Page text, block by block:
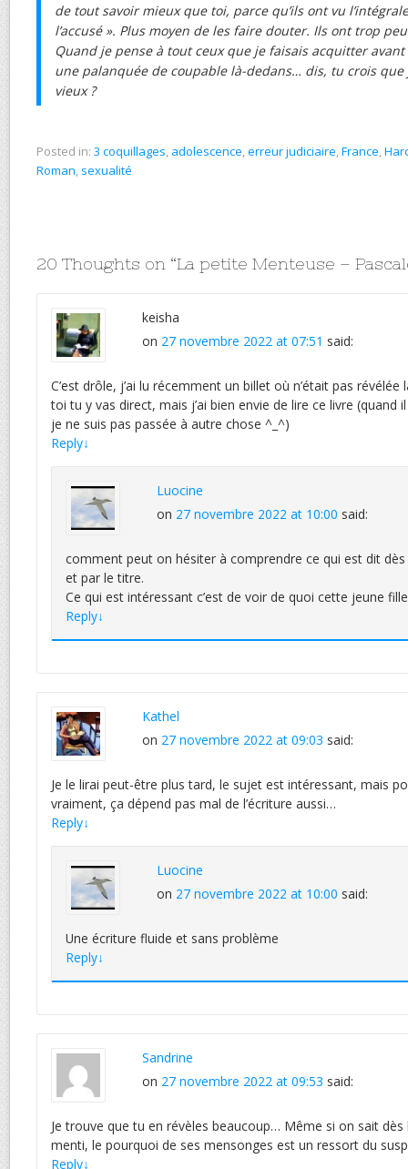
de tout savoir mieux que toi, parce qu’ils ont vu
l’accusé ». Plus moyen de les faire douter. Ils ont trop
Quand je pense à tout ceux que je faisais acquitter
une palanquée de coupable là-dedans… dis, tu crois
vieux ?
Posted in: 3 coquillages, adolescence,erreur judiciaire,France,
Roman, sexualité
20 Thoughts on “La petite Menteuse –
keisha
on 27 novembre 2022 at 07:51 said:
C’est drôle, j’ai lu récemment un billet où n’était pas
toi tu y vas direct, mais j’ai bien envie de lire ce livre (quand
je ne suis pas passée à autre chose ^_^)
Reply↓
Luocine
on 27 novembre 2022 at 10:00 said:
comment peut on hésiter à comprendre ce qui est dit
et par le titre.
Ce qui est intéressant c’est de voir de quoi cette jeune
Reply↓
Kathel
on 27 novembre 2022 at 09:03 said:
Je le lirai peut-être plus tard, le sujet est intéressant, mais
vraiment, ça dépend pas mal de l’écriture aussi…
Reply↓
Luocine
on 27 novembre 2022 at 10:00 said:
Une écriture fluide et sans problème
Reply↓
Sandrine
on 27 novembre 2022 at 09:53 said:
Je trouve que tu en révèles beaucoup… Même si on sait
menti, le pourquoi de ses mensonges est un ressort du
Reply↓